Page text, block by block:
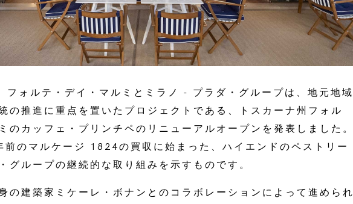
ォルテ・デイ・マルミとミラノ - プラダ・グループは、地元地域
の推進に重点を置いたプロジェクトである、トスカーナ州フォル
のカッフェ・プリンチペのリニューアルオープンを発表しました。
前のマルケージ 1824の買収に始まった、ハイエンドのペストリー
グループの継続的な取り組みを示すものです。
の建築家ミケーレ・ボナンとのコラボレーションによって進められ